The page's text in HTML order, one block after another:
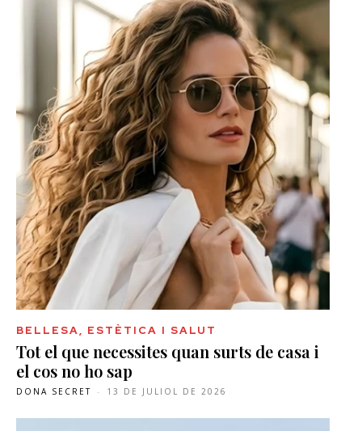
BELLESA, ESTÈTICA I SALUT
Tot el que necessites quan surts de casa i
el cos no ho sap
DONA SECRET - 13 DE JULIOL DE 2026